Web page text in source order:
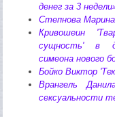
денег за 3
Степнова
Кривошеин
сущность' в
симеона нового
Бойко Виктор
Врангель
сексуальности